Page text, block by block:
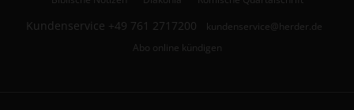
Kundenservice +49 761 2717200
kundenservice@herder.de
Abo online kündigen